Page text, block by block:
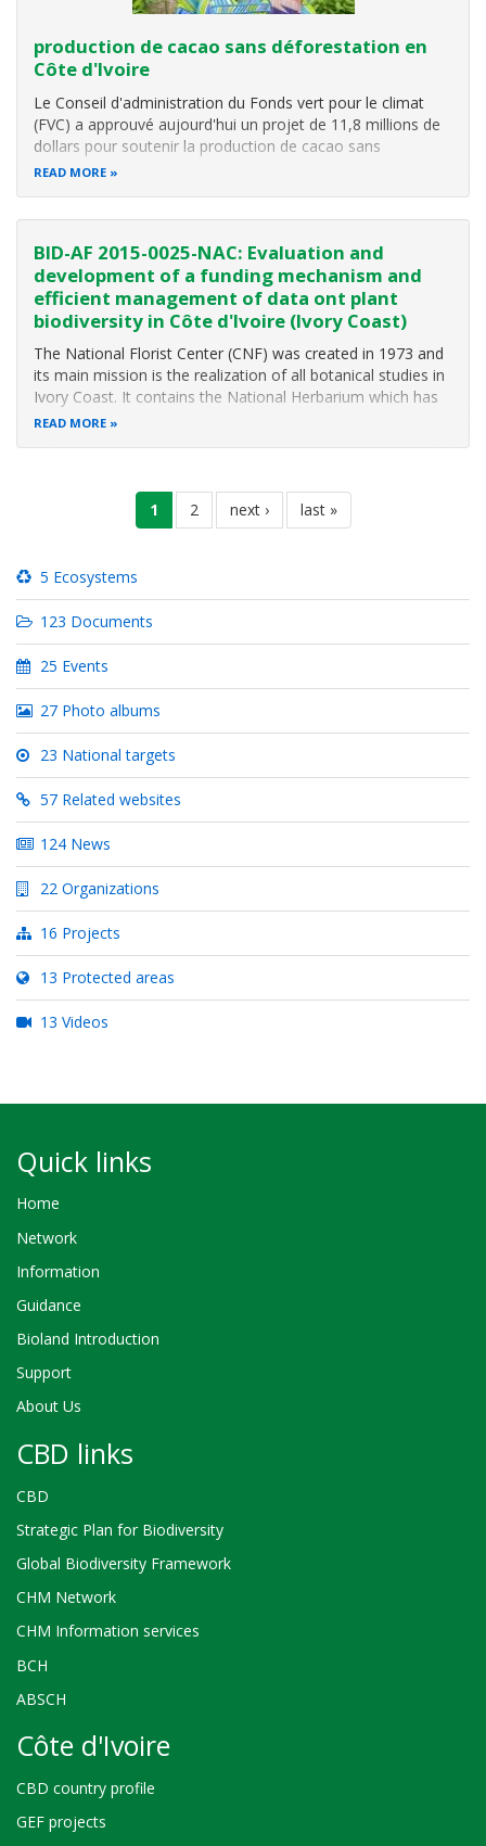
production de cacao sans déforestation en
Côte d'Ivoire
Le Conseil d'administration du Fonds vert pour le climat
(FVC) a approuvé aujourd'hui un projet de 11,8 millions de
dollars pour soutenir la production de cacao sans
déforestation en Côte d'Ivoire. Le projet mis en œuvre par
READ MORE
BID-AF 2015-0025-NAC: Evaluation and
development of a funding mechanism and
efficient management of data ont plant
biodiversity in Côte d'Ivoire (Ivory Coast)
The National Florist Center (CNF) was created in 1973 and
its main mission is the realization of all botanical studies in
Ivory Coast. It contains the National Herbarium which has
about 60000 specimens that were collected in rural areas,
READ MORE
current
page
1 page
2
next
page
next ›
last
page
last »
5 Ecosystems
123 Documents
25 Events
27 Photo albums
23 National targets
57 Related websites
124 News
22 Organizations
16 Projects
13 Protected areas
13 Videos
Quick links
Home
Network
Information
Guidance
Bioland Introduction
Support
About Us
CBD links
CBD
Strategic Plan for Biodiversity
Global Biodiversity Framework
CHM Network
CHM Information services
BCH
ABSCH
Côte d'Ivoire
CBD country profile
GEF projects